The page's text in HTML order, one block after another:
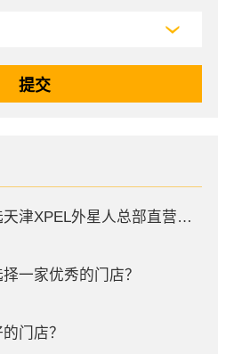
天津汽车贴膜，首选天津XPEL外星人总部直营店，高口碑店
一家优秀的门店？
门店？